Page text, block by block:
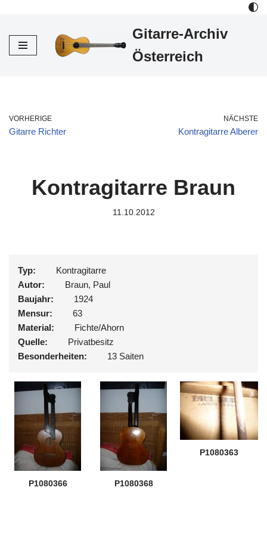
Inhalt
Gitarre-Archiv
Österreich
VORHERIGE
Gitarre Richter
NÄCHSTE
Kontragitarre Alberer
Kontragitarre Braun
11.10.2012
Typ:
Kontragitarre
Autor:
Braun, Paul
Baujahr:
1924
Mensur:
63
Material:
Fichte/Ahorn
Quelle:
Privatbesitz
Besonderheiten:
13 Saiten
P1080366 P1080368
P1080363